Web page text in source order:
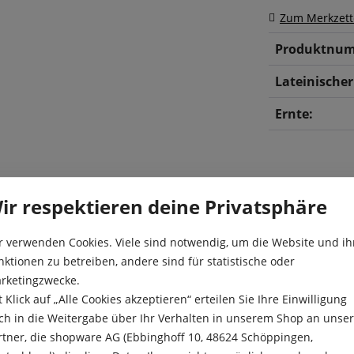
Zum
Ernte:
Zwiebeln, die eine
sollte dabei erst
abgereift ist. Diese
Würze für Speisen und
Aussaattiefe:
Besonderheit:
respektieren deine Privatsphäre
verwenden Cookies. Viele sind notwendig, um die Website und
zu betreiben, andere sind für statistische oder
Klick auf „Alle Cookies akzeptieren“ erteilen Sie Ihre Einwilligung
in die Weitergabe über Ihr Verhalten in unserem Shop an
die shopware AG (Ebbinghoff 10, 48624 Schöppingen,